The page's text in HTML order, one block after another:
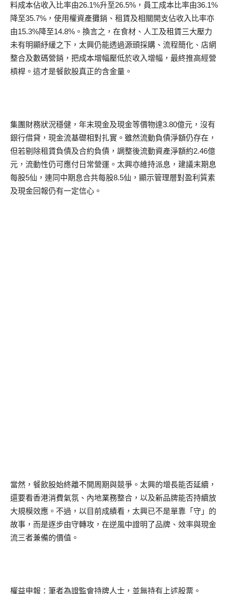
料成本佔收入比率由26.1%升至26.5%，員工成本比率由36.1%
降至35.7%，使用權資產攤銷、租賃及相關開支佔收入比率亦
由15.3%降至14.8%。換言之，在食材、人工及租賃三大壓力
未有明顯紓緩之下，太興仍能透過源頭採購、流程簡化、店網
整合及數碼營銷，把成本增幅壓低於收入增幅，最終推高經營
槓桿。這才是餐飲股真正的含金量。
集團財務狀況穩健，年末現金及現金等價物達3.80億元，沒有
銀行借貸，現金流基礎相對扎實。雖然流動負債淨額仍存在，
但若剔除租賃負債及合約負債，調整後流動資產淨額約2.46億
元，流動性仍可應付日常營運。太興亦維持派息，建議末期息
每股5仙，連同中期息合共每股8.5仙，顯示管理層對盈利質素
及現金回報仍有一定信心。
當然，餐飲股始終離不開周期與競爭。太興的增長能否延續，
還要看香港消費氣氛、內地業務整合，以及新品牌能否持續放
大規模效應。不過，以目前成績看，太興已不是單靠「守」的
故事，而是逐步由守轉攻，在逆風中證明了品牌、效率與現金
流三者兼備的價值。
權益申報：筆者為證監會持牌人士，並無持有上述股票。